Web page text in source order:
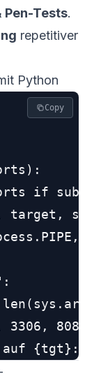
Pen-Tests.
repetitiver
Python
if
target,
3306, 8080]
Copy